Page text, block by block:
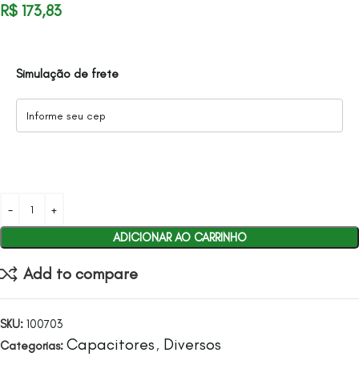
R$ 173,83
Simulação de frete
ADICIONAR AO CARRINHO
Add to compare
SKU: 100703
Categorias: Capacitores , Diversos